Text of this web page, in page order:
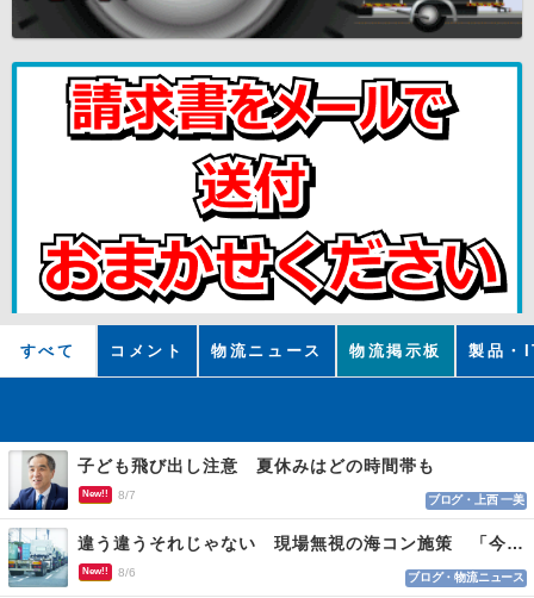
すべて コメント 物流ニュース 物流掲示板 製品・
子ども飛び出し注意 夏休みはどの時間帯も
New!! 8/7 ブログ・上西 一美
違う違うそれじゃない 現場無視の海コン施策 「今でも平均２～３時間は待つ」
New!! 8/6 ブログ・物流ニュース